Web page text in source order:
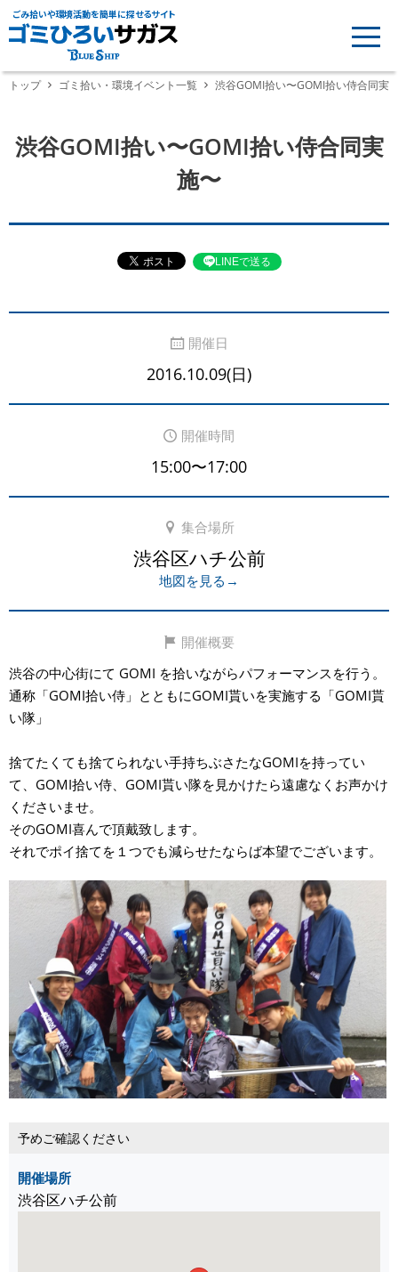
ごみ拾いや環境活動を簡単に探せるサイト
トップ ゴミ拾い・環境イベント一覧 渋谷GOMI拾い〜GOMI拾い侍合同実
渋谷GOMI拾い〜GOMI拾い侍合同実
施〜
LINEで送る
開催日
2016.10.09(日)
開催時間
15:00〜17:00
集合場所
渋谷区ハチ公前
地図を見る→
開催概要
渋谷の中心街にて GOMI を拾いながらパフォーマンスを行う。
通称「GOMI拾い侍」とともにGOMI貰いを実施する「GOMI貰
い隊」
捨てたくても捨てられない手持ちぶさたなGOMIを持ってい
て、GOMI拾い侍、GOMI貰い隊を見かけたら遠慮なくお声かけ
くださいませ。
そのGOMI喜んで頂戴致します。
それでポイ捨てを１つでも減らせたならば本望でございます。
予めご確認ください
開催場所
渋谷区ハチ公前